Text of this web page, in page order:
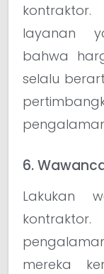
layanan
bahwa
selalu
6.
Lakukan
mereka